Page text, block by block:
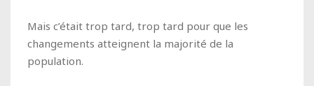
Mais c’était trop tard, trop tard pour que les
changements atteignent la majorité de la
population.